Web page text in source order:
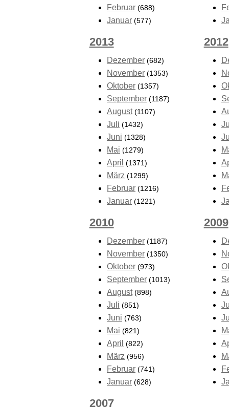
Februar (688)
Januar (577)
2013
Dezember (682)
November (1353)
Oktober (1357)
September (1187)
August (1107)
Juli (1432)
Juni (1328)
Mai (1279)
April (1371)
März (1299)
Februar (1216)
Januar (1221)
2012
2010
Dezember (1187)
November (1350)
Oktober (973)
September (1013)
August (898)
Juli (851)
Juni (763)
Mai (821)
April (822)
März (956)
Februar (741)
Januar (628)
2009
2007